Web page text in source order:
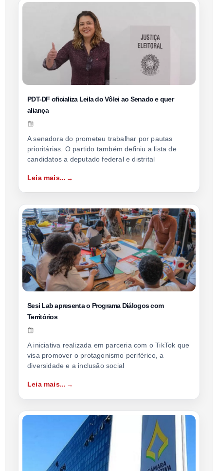
PDT-DF oficializa Leila do Vôlei ao Senado e quer
aliança
A senadora do prometeu trabalhar por pautas
prioritárias. O partido também definiu a lista de
candidatos a deputado federal e distrital
Leia mais...
Sesi Lab apresenta o Programa Diálogos com
Territórios
A iniciativa realizada em parceria com o TikTok que
visa promover o protagonismo periférico, a
diversidade e a inclusão social
Leia mais...